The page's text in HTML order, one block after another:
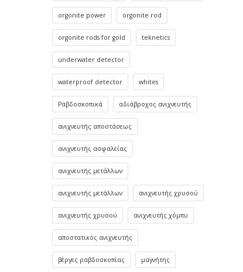
orgonite power orgonite rod
orgonite rods for gold teknetics
underwater detector
waterproof detector whites
Ραβδοσκοπικά αδιάβροχος ανιχνευτής
ανιχνευτής αποστάσεως
ανιχνευτής ασφαλείας
ανιχνευτής μετάλλων
ανιχνευτής μετάλλων ανιχνευτής χρυσού
ανιχνευτής χρυσού ανιχνευτής χόμπυ
αποστατικός ανιχνευτής
βέργες ραβδοσκοπίας μαγνήτης